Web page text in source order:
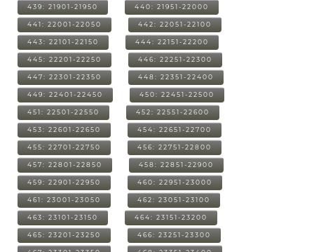
439: 21901-21950 440: 21951-22000
441: 22001-22050 442: 22051-22100
443: 22101-22150 444: 22151-22200
445: 22201-22250 446: 22251-22300
447: 22301-22350 448: 22351-22400
449: 22401-22450 450: 22451-22500
451: 22501-22550 452: 22551-22600
453: 22601-22650 454: 22651-22700
455: 22701-22750 456: 22751-22800
457: 22801-22850 458: 22851-22900
459: 22901-22950 460: 22951-23000
461: 23001-23050 462: 23051-23100
463: 23101-23150 464: 23151-23200
465: 23201-23250 466: 23251-23300